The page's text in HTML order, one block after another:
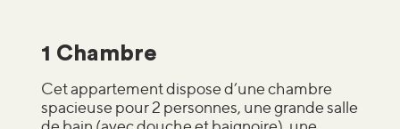
1 Chambre
Cet appartement dispose d’une chambre
spacieuse pour 2 personnes, une grande salle